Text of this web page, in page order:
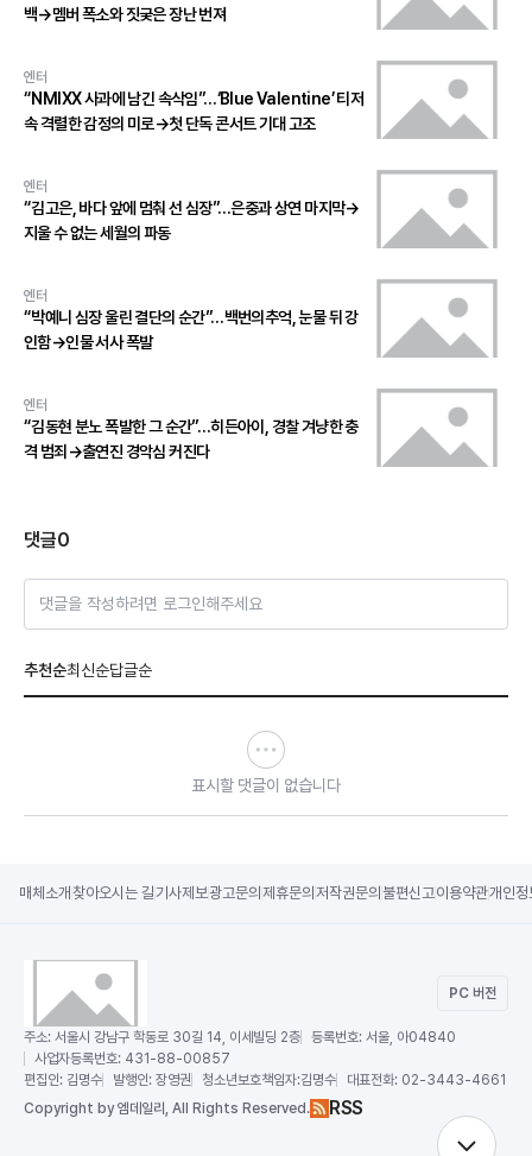
백→멤버 폭소와 짓궂은 장난 번져
엔터
“NMIXX 사과에 남긴 속삭임”…‘Blue Valentine’ 티저
속 격렬한 감정의 미로→첫 단독 콘서트 기대 고조
엔터
“김고은, 바다 앞에 멈춰 선 심장”…은중과 상연 마지막→
지울 수 없는 세월의 파동
엔터
“박예니 심장 울린 결단의 순간”…백번의추억, 눈물 뒤 강
인함→인물 서사 폭발
엔터
“김동현 분노 폭발한 그 순간”…히든아이, 경찰 겨냥한 충
격 범죄→출연진 경악심 커진다
댓글0
댓글을 작성하려면 로그인해주세요
추천순최신순답글순
표시할 댓글이 없습니다
매체소개 찾아오시는 길기사제보광고문의 제휴문의 저작권문의 불편신고이용약관개인정
PC 버전
주소: 서울시 강남구 학동로 30길 14, 이세빌딩 2층 등록번호: 서울, 아04840
사업자등록번호: 431-88-00857
편집인: 김명수 발행인: 장영권 청소년보호책임자:김명수 대표전화: 02-3443-4661
Copyright by 엠데일리, All Rights Reserved. RSS